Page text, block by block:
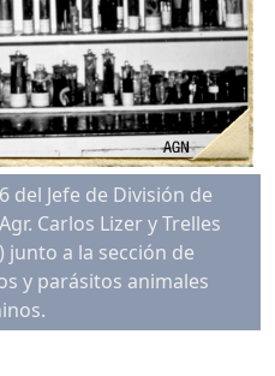
del Jefe de División de
Carlos Lizer y Trelles
junto a la sección de
y parásitos animales